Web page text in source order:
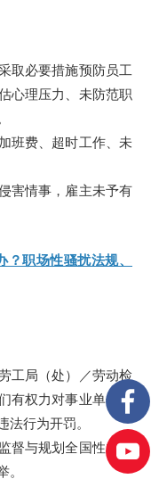
取必要措施预防员工
心理压力、未防范职
班费、超时工作、未
害情事，雇主未予有
职场性骚扰法规、
工局（处）／劳动检
有权力对事业单位进
行为开罚。
督与规划全国性的职